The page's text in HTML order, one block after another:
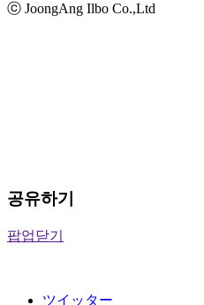
ⓒ JoongAng Ilbo Co.,Ltd
공유하기
팝업닫기
ツイッター